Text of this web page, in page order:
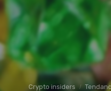
Crypto insiders